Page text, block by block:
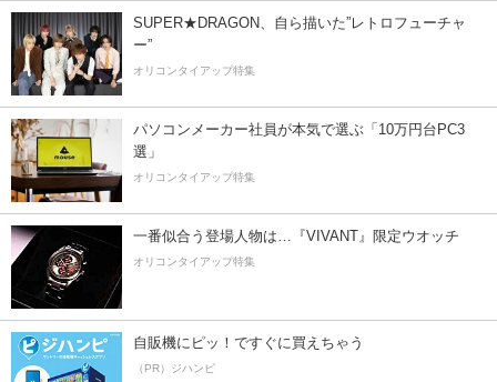
SUPER★DRAGON、自ら描いた”レトロフューチャ
ー”
オリコンタイアップ特集
パソコンメーカー社員が本気で選ぶ「10万円台PC3
選」
オリコンタイアップ特集
一番似合う登場人物は…『VIVANT』限定ウオッチ
オリコンタイアップ特集
自販機にピッ！ですぐに買えちゃう
（PR）ジハンピ